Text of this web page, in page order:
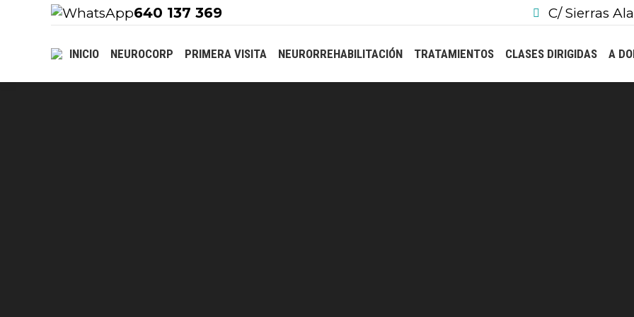
640 137 369 C/ Sierras
INICIO NEUROCORP PRIMERA VISITA NEURORREHABILITACIÓN TRATAMIENTOS CLASES DIRIGIDAS A